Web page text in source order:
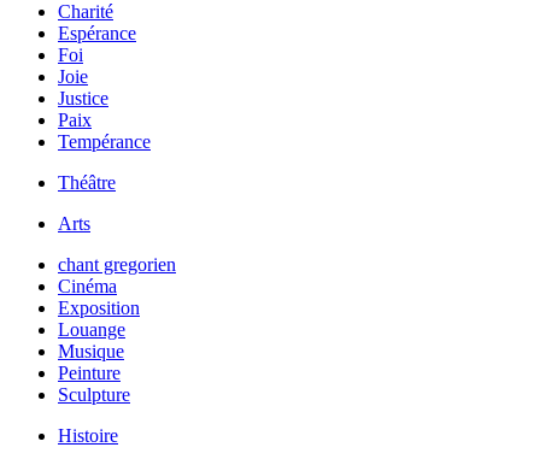
Charité
Espérance
Foi
Joie
Justice
Paix
Tempérance
Théâtre
Arts
chant gregorien
Cinéma
Exposition
Louange
Musique
Peinture
Sculpture
Histoire